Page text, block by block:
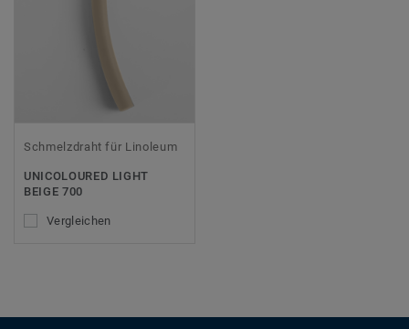
Schmelzdraht für Linoleum
UNICOLOURED LIGHT
BEIGE 700
Vergleichen